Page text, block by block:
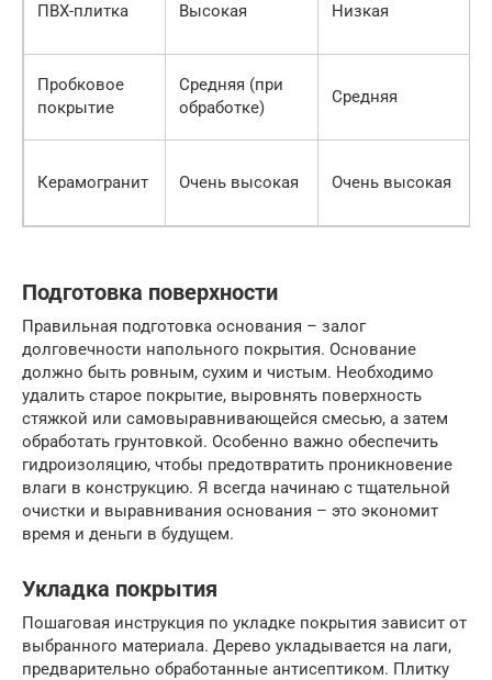
ПВХ-плитка Высокая Низкая
Пробковое
покрытие
Средняя (при
обработке)
Средняя
Керамогранит Очень высокая Очень высокая
Подготовка поверхности
Правильная подготовка основания – залог
долговечности напольного покрытия. Основание
должно быть ровным, сухим и чистым. Необходимо
удалить старое покрытие, выровнять поверхность
стяжкой или самовыравнивающейся смесью, а затем
обработать грунтовкой. Особенно важно обеспечить
гидроизоляцию, чтобы предотвратить проникновение
влаги в конструкцию. Я всегда начинаю с тщательной
очистки и выравнивания основания – это экономит
время и деньги в будущем.
Укладка покрытия
Пошаговая инструкция по укладке покрытия зависит от
выбранного материала. Дерево укладывается на лаги,
предварительно обработанные антисептиком. Плитку